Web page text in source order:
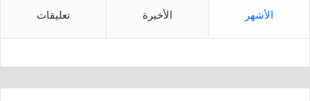
الأشهر الأخيرة تعليقات